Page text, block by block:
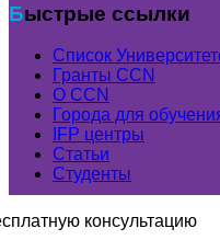
Быстрые ссылки
Список
Гранты ССN
О ССN
Города для
IFP центры
Статьи
Студенты
+998
консультацию